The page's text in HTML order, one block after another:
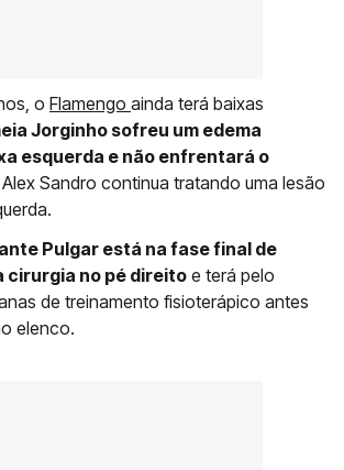
o Flamengo ainda terá baixas
Jorginho sofreu um edema
esquerda e não enfrentará o
Alex Sandro continua tratando uma lesão
Pulgar está na fase final de
cirurgia no pé direito e terá pelo
de treinamento fisioterápico antes
elenco.